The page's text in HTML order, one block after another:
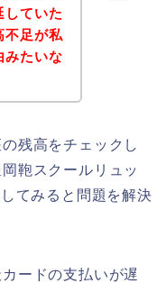
していた
不足が私
みたいな
残高をチェックし
鞄スクールリュッ
てみると問題を解決
ードの支払いが遅